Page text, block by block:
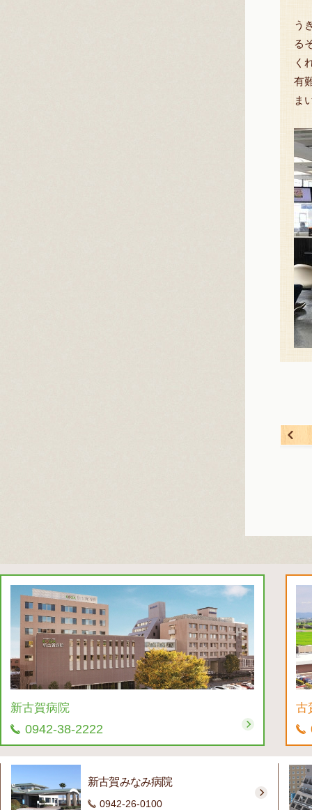
う
る
く
有
ま
新古賀病院
0942-38-2222
古
新古賀みなみ病院
0942-26-0100